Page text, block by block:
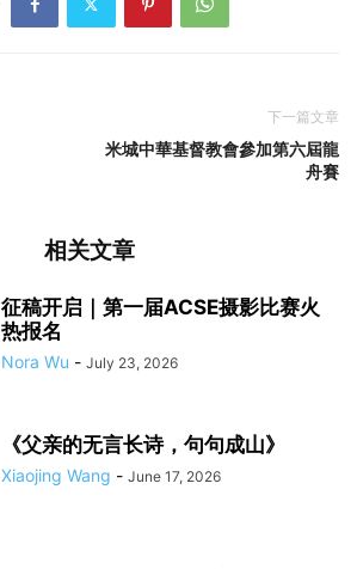
下一篇文章
米城中華基督教會參加第六屆龍
舟賽
相关文章
征稿开启｜第一届ACSE摄影比赛火
热报名
Nora Wu - July 23, 2026
《父亲的无言长诗，句句成山》
Xiaojing Wang - June 17, 2026